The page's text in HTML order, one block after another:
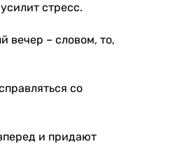
стресс.
вечер – словом, то,
со
и придают